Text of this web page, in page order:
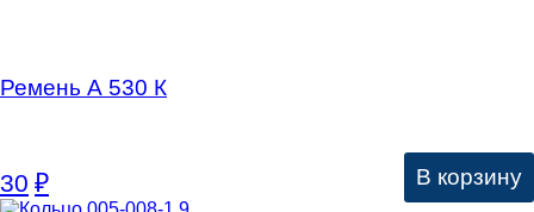
Ремень А 530 К
30 ₽ В корзину